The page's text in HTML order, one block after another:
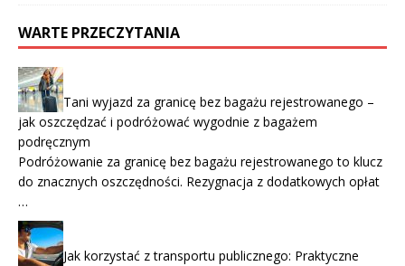
WARTE PRZECZYTANIA
Tani wyjazd za granicę bez bagażu rejestrowanego –
jak oszczędzać i podróżować wygodnie z bagażem
podręcznym
Podróżowanie za granicę bez bagażu rejestrowanego to klucz
do znacznych oszczędności. Rezygnacja z dodatkowych opłat
…
Jak korzystać z transportu publicznego: Praktyczne